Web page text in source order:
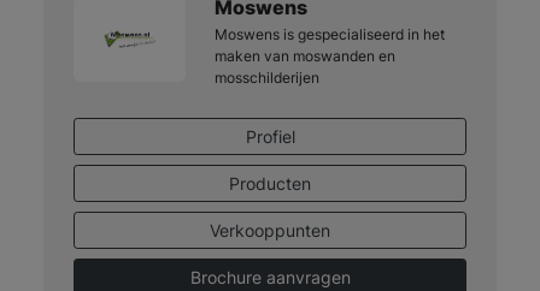
Moswens
Moswens is gespecialiseerd in het
maken van moswanden en
mosschilderijen
Profiel
Producten
Verkooppunten
Brochure aanvragen